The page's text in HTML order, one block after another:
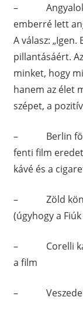
– Angyalok
emberré lett
A válasz:
pillantásáért.
minket, hogy
hanem az élet
szépet, a
– Berlin fölött
fenti film
kávé és a
– Zöld könyv
(úgyhogy a
– Corelli
a film
–